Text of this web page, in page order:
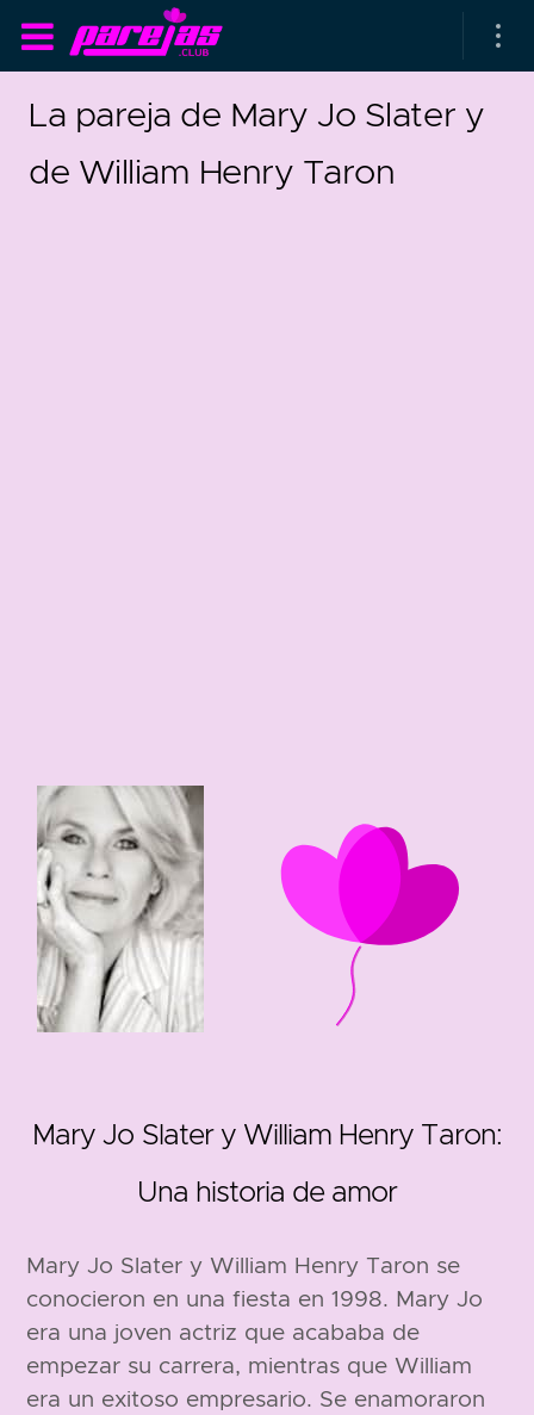
La pareja de Mary Jo Slater y
de William Henry Taron
Mary Jo Slater y William Henry Taron:
Una historia de amor
Mary Jo Slater y William Henry Taron se
conocieron en una fiesta en 1998. Mary Jo
era una joven actriz que acababa de
empezar su carrera, mientras que William
era un exitoso empresario. Se enamoraron
80 edad
160 cm